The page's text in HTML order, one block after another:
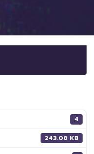
4
243.08 KB